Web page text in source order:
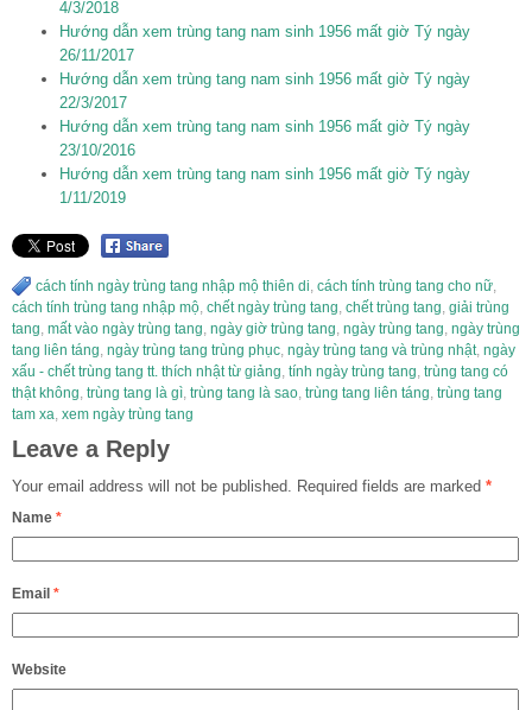
4/3/2018
Hướng dẫn xem trùng tang nam sinh 1956 mất giờ Tý ngày
26/11/2017
Hướng dẫn xem trùng tang nam sinh 1956 mất giờ Tý ngày
22/3/2017
Hướng dẫn xem trùng tang nam sinh 1956 mất giờ Tý ngày
23/10/2016
Hướng dẫn xem trùng tang nam sinh 1956 mất giờ Tý ngày
1/11/2019
cách tính ngày trùng tang nhập mộ thiên di, cách tính trùng tang cho nữ,
cách tính trùng tang nhập mộ, chết ngày trùng tang, chết trùng tang, giải trùng
tang, mất vào ngày trùng tang, ngày giờ trùng tang, ngày trùng tang, ngày trùng
tang liên táng, ngày trùng tang trùng phục, ngày trùng tang và trùng nhật, ngày
xấu - chết trùng tang tt. thích nhật từ giảng, tính ngày trùng tang, trùng tang có
thật không, trùng tang là gì, trùng tang là sao, trùng tang liên táng, trùng tang
tam xa, xem ngày trùng tang
Leave a Reply
Your email address will not be published. Required fields are marked *
Name *
Email *
Website